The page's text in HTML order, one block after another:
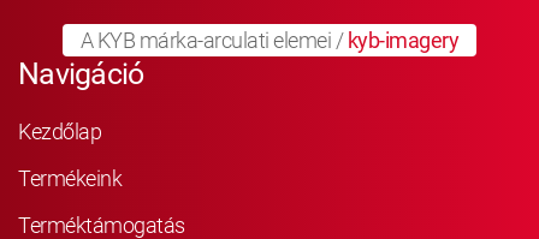
A KYB márka-arculati elemei / kyb-imagery
Navigáció
Kezdőlap
Termékeink
Terméktámogatás